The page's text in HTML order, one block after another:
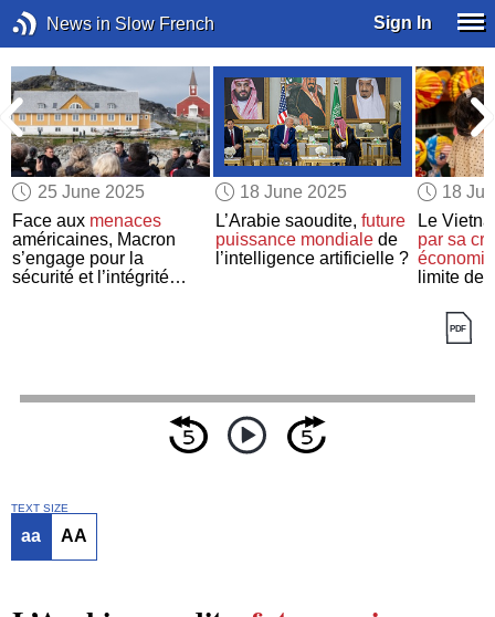
News in Slow French Sign In
25 June 2025
Face aux menaces
américaines, Macron
s’engage pour la
sécurité et l’intégrité
18 June 2025
L’Arabie saoudite, future
puissance mondialede
l’intelligence artificielle ?
18
Le
par sa
limite de
TEXT SIZE
aa AA